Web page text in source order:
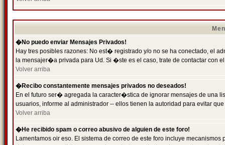
�No puedo enviar Mensajes Privados!
Hay tres posibles razones: No est� registrado y/o no se ha conectado, el
la mensajer�a privada para Ud. Si �ste es el caso, trate de contactar con
Volver arriba
�Recibo constantemente mensajes privados no deseados!
En el futuro ser� agregada la caracter�stica de ignorar mensajes de una
usuarios, informe al administrador -- ellos tienen la autoridad para evitar
Volver arriba
�He recibido spam o correo abusivo de alguien de este foro!
Lamentamos oir eso. El sistema de correo de este foro incluye